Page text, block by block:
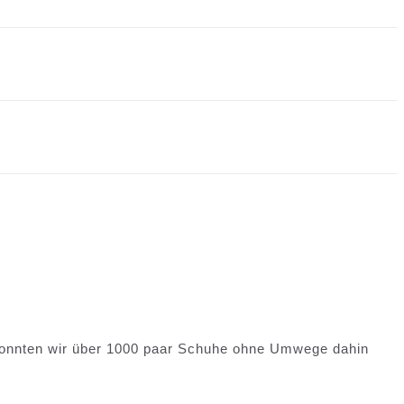
wir über 1000 paar Schuhe ohne Umwege dahin